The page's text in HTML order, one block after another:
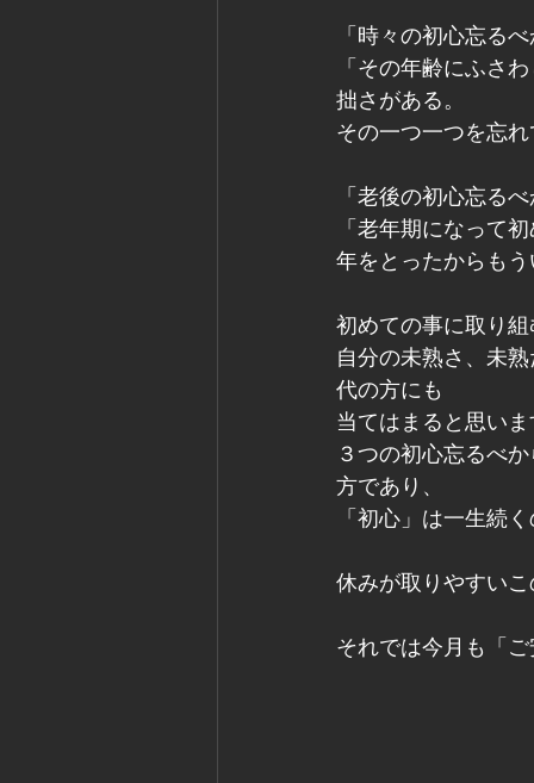
「時々の初心忘る
「その年齢にふさ
拙さがある。
その一つ一つを忘
「老後の初心忘る
「老年期になって
年をとったからも
初めての事に取り
自分の未熟さ、未
代の方にも
当てはまると思い
３つの初心忘るべ
方であり、
「初心」は一生続
休みが取りやすい
それでは今月も「